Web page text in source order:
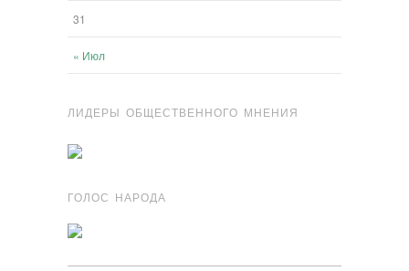
« Июл
31
ЛИДЕРЫ ОБЩЕСТВЕННОГО МНЕНИЯ
ГОЛОС НАРОДА